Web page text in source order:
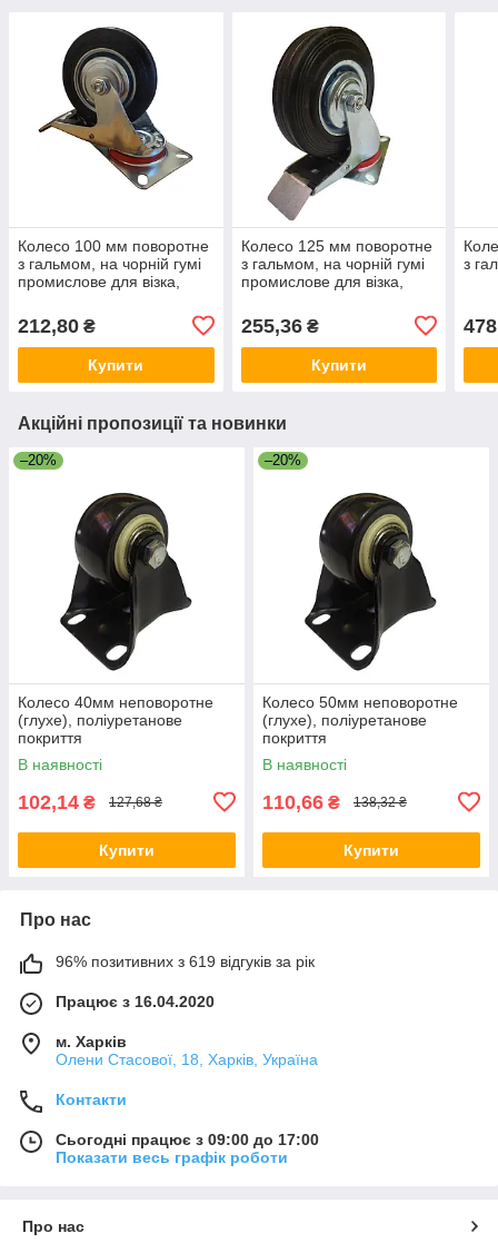
Колесо 100 мм поворотне
з гальмом, на чорній гумі
промислове для візка,
212,80 ₴
Купити
Колесо 125 мм поворотне
з гальмом, на чорній гумі
промислове для візка,
255,36₴
Купити
з
Акційні пропозиції та новинки
–20%
Колесо 40мм неповоротне
(глухе), поліуретанове
покриття
В наявності
102,14 ₴ 127,68 ₴
Купити
–20%
Колесо 50мм неповоротне
(глухе), поліуретанове
покриття
В наявності
110,66 ₴ 138,32 ₴
Купити
Про нас
96% позитивних з 619 відгуків за рік
Працює з 16.04.2020
м. Харків
Олени Стасової, 18, Харків, Україна
Контакти
Сьогодні працює з 09:00 до 17:00
Показати весь графік роботи
Про нас